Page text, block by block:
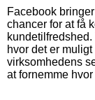
Facebook
chancer for at få
hvor det er
virksomhedens
at fornemme